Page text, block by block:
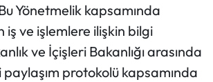
Yönetmelik kapsamında
ve işlemlere ilişkin bilgi
ve İçişleri Bakanlığı arasında
protokolü kapsamında